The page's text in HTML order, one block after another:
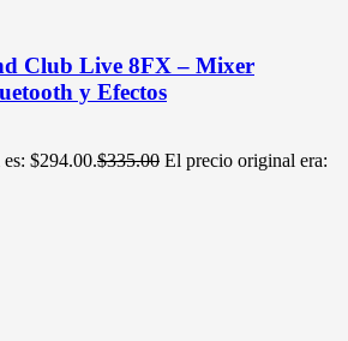
Club Live 8FX – Mixer
y Efectos
$294.00.$335.00 El precio original era: